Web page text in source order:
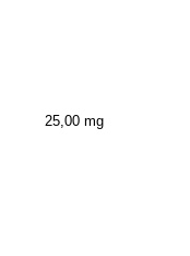
25,00 mg